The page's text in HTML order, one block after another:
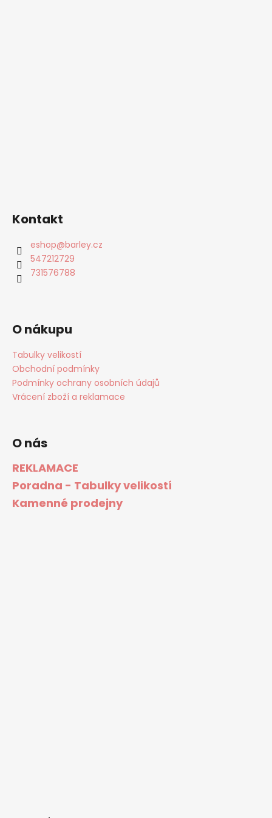
Kontakt
eshop@barley.cz
547212729
731576788
O nákupu
Tabulky velikostí
Obchodní podmínky
Podmínky ochrany osobních údajů
Vrácení zboží a reklamace
O nás
REKLAMACE
Poradna - Tabulky velikostí
Kamenné prodejny